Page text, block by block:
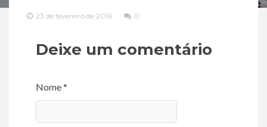
23 de fevereiro de 2016 0
Deixe um comentário
Nome *